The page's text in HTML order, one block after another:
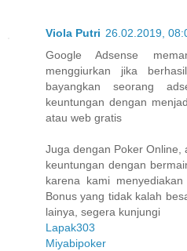
Viola Putri 26.02.2019,
Google Adsense
menggiurkan jika
bayangkan seorang
keuntungan dengan
atau web gratis
Juga dengan Poker Online,
keuntungan dengan
karena kami
Bonus yang tidak kalah
lainya, segera kunjungi
Lapak303
Miyabipoker